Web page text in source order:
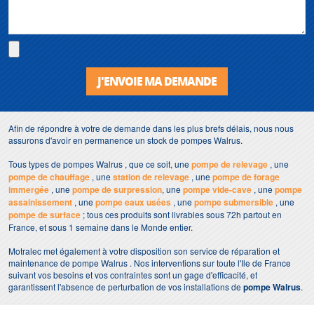
J'ENVOIE MA DEMANDE
Afin de répondre à votre de demande dans les plus brefs délais, nous nous
assurons d'avoir en permanence un stock de pompes Walrus.
Tous types de pompes Walrus , que ce soit, unepompe de relevage , une
pompe de chauffage , unestation de relevage , unepompe de forage
immergée , unepompe de surpression, unepompe vide-cave , unepompe
assainissement , unepompe eaux usées , unepompe submersible , une
pompe de surface ; tous ces produits sont livrables sous 72h partout en
France, et sous 1 semaine dans le Monde entier.
Motralec met également à votre disposition son service de réparation et
maintenance de pompe Walrus . Nos interventions sur toute l'Ile de France
suivant vos besoins et vos contraintes sont un gage d'efficacité, et
garantissent l'absence de perturbation de vos installations depompe Walrus.